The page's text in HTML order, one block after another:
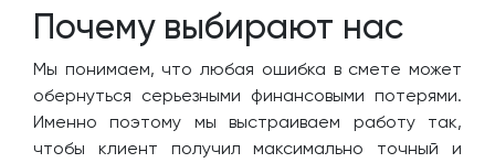
Почему выбирают нас
Мы понимаем, что любая ошибка в смете может
обернуться серьезными финансовыми потерями.
Именно поэтому мы выстраиваем работу так,
чтобы клиент получил максимально точный и